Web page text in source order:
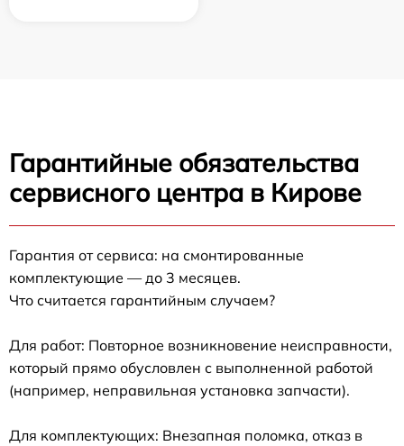
Гарантийные обязательства
сервисного центра в Кирове
Гарантия от сервиса: на смонтированные
комплектующие — до 3 месяцев.
Что считается гарантийным случаем?
Для работ: Повторное возникновение неисправности,
который прямо обусловлен с выполненной работой
(например, неправильная установка запчасти).
Для комплектующих: Внезапная поломка, отказ в